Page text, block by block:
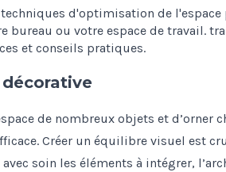
de nombreux objets et d’orner
Créer un équilibre visuel est
soin les éléments à intégrer,